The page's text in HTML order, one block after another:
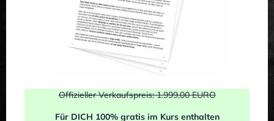
Offizieller Verkaufspreis: 1.999,00 EURO
Für DICH 100% gratis im Kurs enthalten